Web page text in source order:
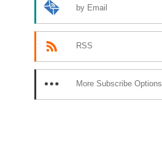
by Email
RSS
More Subscribe Options